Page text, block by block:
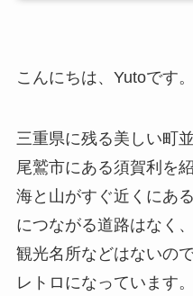
こんにちは、Yutoです。
三重県に残る美しい町
尾鷲市にある須賀利を
海と山がすぐ近くにあ
につながる道路はなく
観光名所などはないの
レトロになっています。